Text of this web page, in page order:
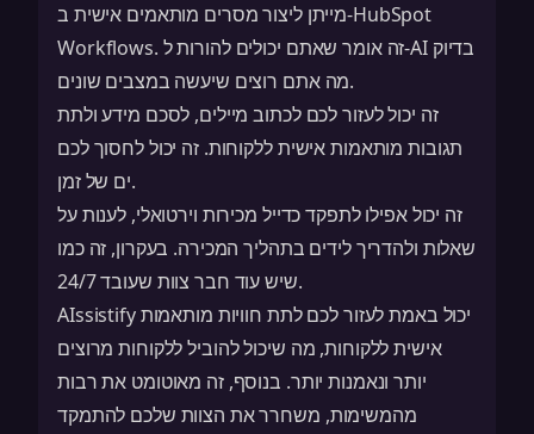
מייתן ליצור מסרים מותאמים אישית ב-HubSpot
Workflows. זה אומר שאתם יכולים להורות ל-AI בדיוק
מה אתם רוצים שיעשה במצבים שונים.
זה יכול לעזור לכם לכתוב מיילים, לסכם מידע ולתת
תגובות מותאמות אישית ללקוחות. זה יכול לחסוך לכם
ים של זמן.
זה יכול אפילו לתפקד כדייל מכירות וירטואלי, לענות על
שאלות ולהדריך לידים בתהליך המכירה. בעקרון, זה כמו
שיש עוד חבר צוות שעובד 24/7.
AIssistify יכול באמת לעזור לכם לתת חוויות מותאמות
אישית ללקוחות, מה שיכול להוביל ללקוחות מרוצים
יותר ונאמנות יותר. בנוסף, זה מאוטומט את רבות
מהמשימות, משחרר את הצוות שלכם להתמקד